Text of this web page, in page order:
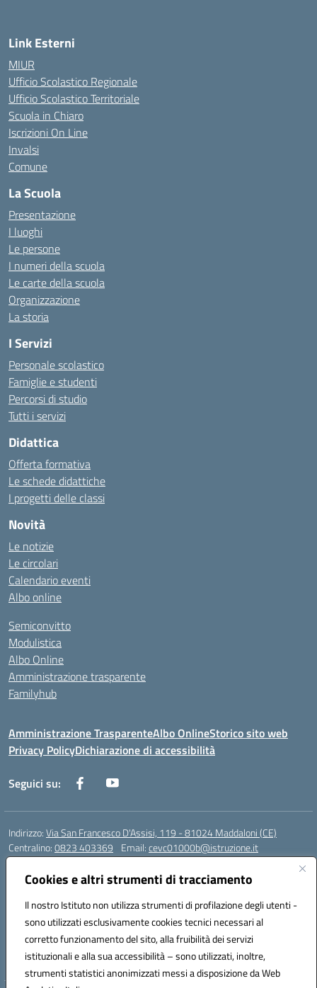
Cookies e altri strumenti di tracciamento
Il nostro Istituto non utilizza strumenti di profilazione degli utenti -
sono utilizzati esclusivamente cookies tecnici necessari al
corretto funzionamento del sito, alla fruibilità dei servizi
istituzionali e alla sua accessibilità – sono utilizzati, inoltre,
strumenti statistici anonimizzati messi a disposizione da Web
Link Esterni
MIUR
Ufficio Scolastico Regionale
Ufficio Scolastico Territoriale
Scuola in Chiaro
Iscrizioni On Line
Invalsi
Comune
La Scuola
Presentazione
I luoghi
Le persone
I numeri della scuola
Le carte della scuola
Organizzazione
La storia
I Servizi
Personale scolastico
Famiglie e studenti
Percorsi di studio
Tutti i servizi
Didattica
Offerta formativa
Le schede didattiche
I progetti delle classi
Novità
Le notizie
Le circolari
Calendario eventi
Albo online
Semiconvitto
Modulistica
Albo Online
Amministrazione trasparente
Familyhub
Amministrazione TrasparenteAlbo OnlineStorico sito web
Privacy PolicyDichiarazione di accessibilità
Seguici su:
Indirizzo:Via San Francesco D'Assisi, 119 - 81024 Maddaloni (CE)
Centralino:0823 403369 Email:cevc01000b@istruzione.it
Posta elettronica certificata (PEC):
Codice fiscale: 80004990612 (Convitto) - 93044680614 (Scuole
Annesse)
Codice meccanografico:CEVC01000B
Codice Indice delle Pubbliche Amministrazioni (IPA): istsc_cevc01000b
Codice unico di fatturazione (CUF): ZUT1RT